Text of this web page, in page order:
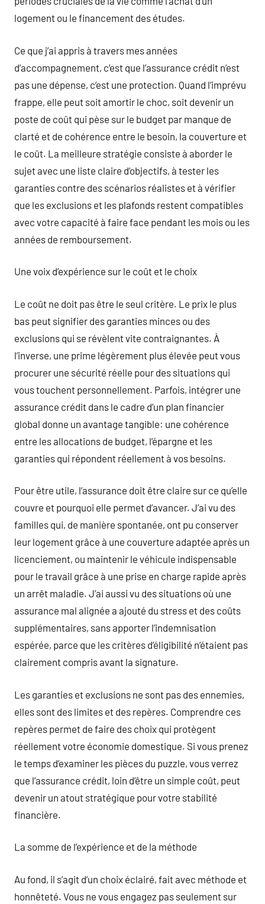
logement ou le financement des études.
Ce que j’ai appris à travers mes années
d’accompagnement, c’est que l’assurance crédit n’est
pas une dépense, c’est une protection. Quand l’imprévu
frappe, elle peut soit amortir le choc, soit devenir un
poste de coût qui pèse sur le budget par manque de
clarté et de cohérence entre le besoin, la couverture et
le coût. La meilleure stratégie consiste à aborder le
sujet avec une liste claire d’objectifs, à tester les
garanties contre des scénarios réalistes et à vérifier
que les exclusions et les plafonds restent compatibles
avec votre capacité à faire face pendant les mois ou les
années de remboursement.
Une voix d’expérience sur le coût et le choix
Le coût ne doit pas être le seul critère. Le prix le plus
bas peut signifier des garanties minces ou des
exclusions qui se révèlent vite contraignantes. À
l’inverse, une prime légèrement plus élevée peut vous
procurer une sécurité réelle pour des situations qui
vous touchent personnellement. Parfois, intégrer une
assurance crédit dans le cadre d’un plan financier
global donne un avantage tangible: une cohérence
entre les allocations de budget, l’épargne et les
garanties qui répondent réellement à vos besoins.
Pour être utile, l’assurance doit être claire sur ce qu’elle
couvre et pourquoi elle permet d’avancer. J’ai vu des
familles qui, de manière spontanée, ont pu conserver
leur logement grâce à une couverture adaptée après un
licenciement, ou maintenir le véhicule indispensable
pour le travail grâce à une prise en charge rapide après
un arrêt maladie. J’ai aussi vu des situations où une
assurance mal alignée a ajouté du stress et des coûts
supplémentaires, sans apporter l’indemnisation
espérée, parce que les critères d’éligibilité n’étaient pas
clairement compris avant la signature.
Les garanties et exclusions ne sont pas des ennemies,
elles sont des limites et des repères. Comprendre ces
repères permet de faire des choix qui protègent
réellement votre économie domestique. Si vous prenez
le temps d’examiner les pièces du puzzle, vous verrez
que l’assurance crédit, loin d’être un simple coût, peut
devenir un atout stratégique pour votre stabilité
financière.
La somme de l’expérience et de la méthode
Au fond, il s’agit d’un choix éclairé, fait avec méthode et
honnêteté. Vous ne vous engagez pas seulement sur